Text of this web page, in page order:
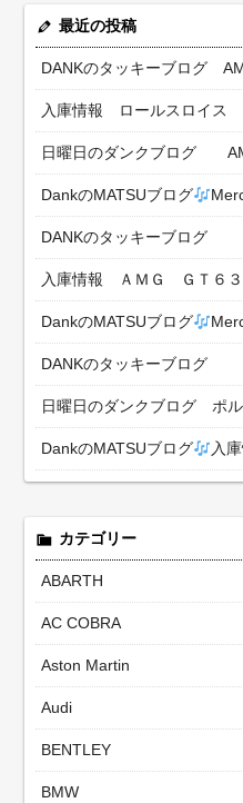
最近の投稿
DANKのタッキーブログ
入庫情報 ロールスロイス
日曜日のダンクブログ
DankのMATSUブログ
DANKのタッキーブログ
入庫情報 ＡＭＧ ＧＴ６３
DankのMATSUブログ
DANKのタッキーブログ
日曜日のダンクブログ ポ
DankのMATSUブログ 入
カテゴリー
ABARTH
AC COBRA
Aston Martin
Audi
BENTLEY
BMW